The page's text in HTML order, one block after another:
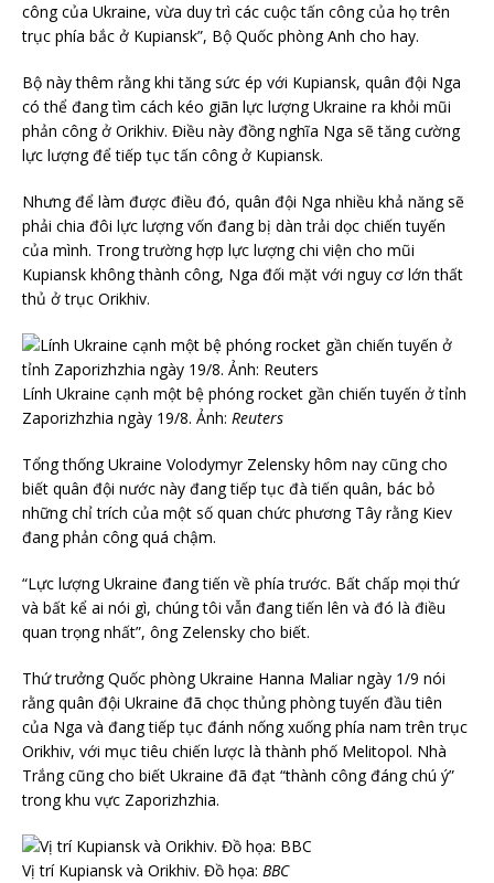
công của Ukraine, vừa duy trì các cuộc tấn công của họ trên
trục phía bắc ở Kupiansk”, Bộ Quốc phòng Anh cho hay.
Bộ này thêm rằng khi tăng sức ép với Kupiansk, quân đội Nga
có thể đang tìm cách kéo giãn lực lượng Ukraine ra khỏi mũi
phản công ở Orikhiv. Điều này đồng nghĩa Nga sẽ tăng cường
lực lượng để tiếp tục tấn công ở Kupiansk.
Nhưng để làm được điều đó, quân đội Nga nhiều khả năng sẽ
phải chia đôi lực lượng vốn đang bị dàn trải dọc chiến tuyến
của mình. Trong trường hợp lực lượng chi viện cho mũi
Kupiansk không thành công, Nga đối mặt với nguy cơ lớn thất
thủ ở trục Orikhiv.
Lính Ukraine cạnh một bệ phóng rocket gần chiến tuyến ở tỉnh
Zaporizhzhia ngày 19/8. Ảnh: Reuters
Tổng thống Ukraine Volodymyr Zelensky hôm nay cũng cho
biết quân đội nước này đang tiếp tục đà tiến quân, bác bỏ
những chỉ trích của một số quan chức phương Tây rằng Kiev
đang phản công quá chậm.
“Lực lượng Ukraine đang tiến về phía trước. Bất chấp mọi thứ
và bất kể ai nói gì, chúng tôi vẫn đang tiến lên và đó là điều
quan trọng nhất”, ông Zelensky cho biết.
Thứ trưởng Quốc phòng Ukraine Hanna Maliar ngày 1/9 nói
rằng quân đội Ukraine đã chọc thủng phòng tuyến đầu tiên
của Nga và đang tiếp tục đánh nống xuống phía nam trên trục
Orikhiv, với mục tiêu chiến lược là thành phố Melitopol. Nhà
Trắng cũng cho biết Ukraine đã đạt “thành công đáng chú ý”
trong khu vực Zaporizhzhia.
Vị trí Kupiansk và Orikhiv. Đồ họa: BBC